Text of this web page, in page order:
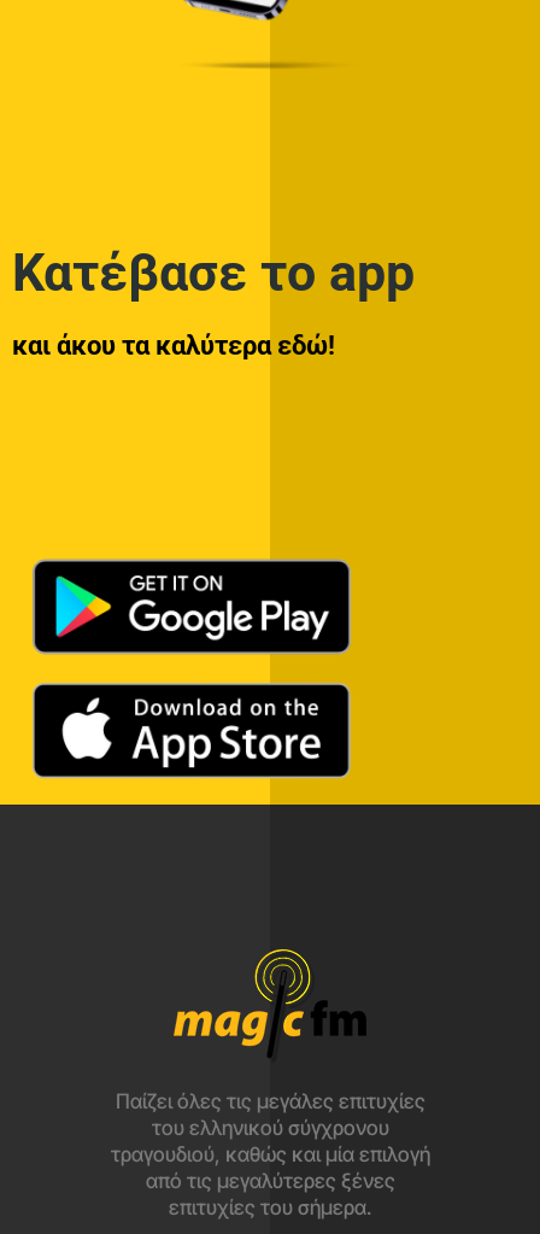
Κατέβασε το app
και άκου τα καλύτερα εδώ!
Παίζει όλες τις μεγάλες επιτυχίες
του ελληνικού σύγχρονου
τραγουδιού, καθώς και μία επιλογή
από τις μεγαλύτερες ξένες
επιτυχίες του σήμερα.